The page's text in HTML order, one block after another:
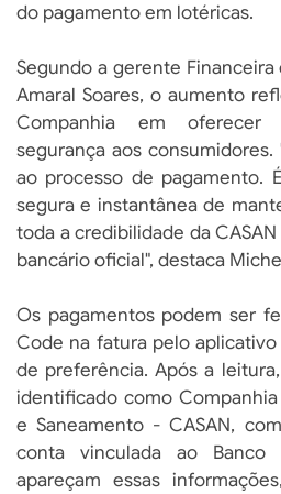
do pagamento em lotéricas.
Segundo a gerente
Amaral Soares, o aumento
Companhia em
segurança aos
ao processo de pagamento.
segura e instantânea de
toda a credibilidade da
bancário oficial", destaca
Os pagamentos podem ser
Code na fatura pelo
de preferência. Após a
identificado como
e Saneamento - CASAN,
conta vinculada ao
apareçam essas